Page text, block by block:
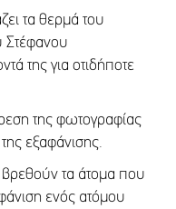
τα θερμά του
Στέφανου
της για οτιδήποτε
της φωτογραφίας
εξαφάνισης.
τα άτομα που
ενός ατόμου